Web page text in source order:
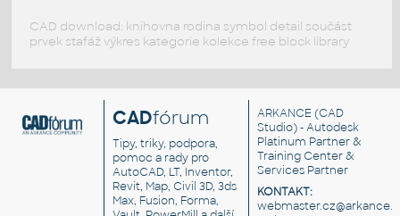
CAD download: knihovna rodina symbol detail součást
prvek stafáž výkres kategorie kolekce free block library
CADfórum
Tipy, triky, podpora,
pomoc a rady pro
AutoCAD, LT, Inventor,
Revit, Map, Civil 3D, 3ds
Max, Fusion, Forma,
ARKANCE (CAD
Studio) - Autodesk
Platinum Partner &
Training Center &
Services Partner
KONTAKT: